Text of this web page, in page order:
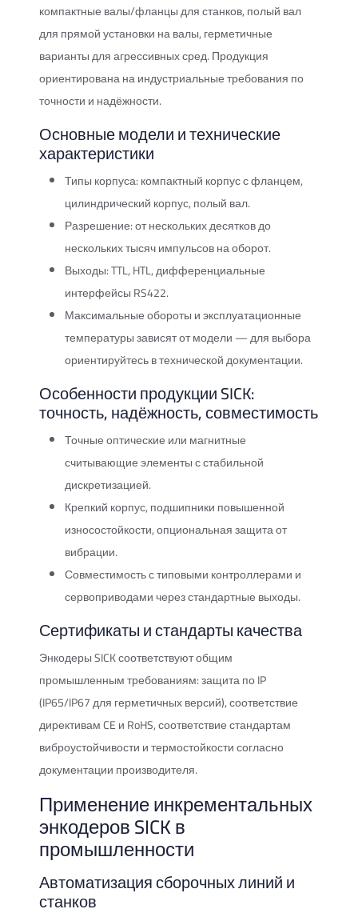
компактные валы/фланцы для станков, полый вал
для прямой установки на валы, герметичные
варианты для агрессивных сред. Продукция
ориентирована на индустриальные требования по
точности и надёжности.
Основные модели и технические
характеристики
Типы корпуса: компактный корпус с фланцем,
цилиндрический корпус, полый вал.
Разрешение: от нескольких десятков до
нескольких тысяч импульсов на оборот.
Выходы: TTL, HTL, дифференциальные
интерфейсы RS422.
Максимальные обороты и эксплуатационные
температуры зависят от модели — для выбора
ориентируйтесь в технической документации.
Особенности продукции SICK:
точность, надёжность, совместимость
Точные оптические или магнитные
считывающие элементы с стабильной
дискретизацией.
Крепкий корпус, подшипники повышенной
износостойкости, опциональная защита от
вибрации.
Совместимость с типовыми контроллерами и
сервоприводами через стандартные выходы.
Сертификаты и стандарты качества
Энкодеры SICK соответствуют общим
промышленным требованиям: защита по IP
(IP65/IP67 для герметичных версий), соответствие
директивам CE и RoHS, соответствие стандартам
виброустойчивости и термостойкости согласно
документации производителя.
Применение инкрементальных
энкодеров SICK в
промышленности
Автоматизация сборочных линий и
станков